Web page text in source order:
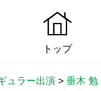
トップ
ュラー出演 > 垂木 勉